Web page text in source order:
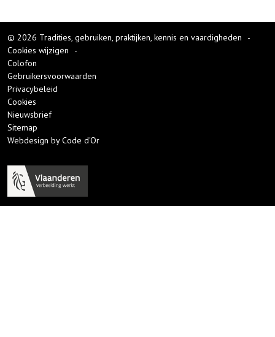
© 2026 Tradities, gebruiken, praktijken, kennis en vaardigheden
-
Cookies wijzigen
-
Colofon
Gebruikersvoorwaarden
Privacybeleid
Cookies
Nieuwsbrief
Sitemap
Webdesign by Code d'Or